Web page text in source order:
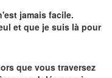
jamais facile.
et que je suis là pour
que vous traversez